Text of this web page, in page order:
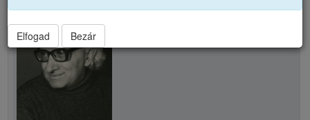
Elfogad Bezár